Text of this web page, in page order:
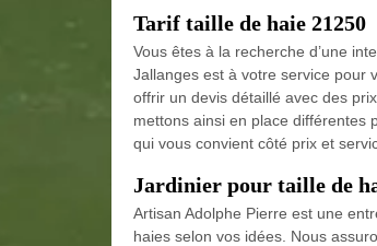
Tarif taille de haie 21250
Vous êtes à la recherche d’une
Jallanges est à votre service pour
offrir un devis détaillé avec des
mettons ainsi en place différentes
qui vous convient côté prix et
Jardinier pour taille de
Artisan Adolphe Pierre est une
haies selon vos idées. Nous